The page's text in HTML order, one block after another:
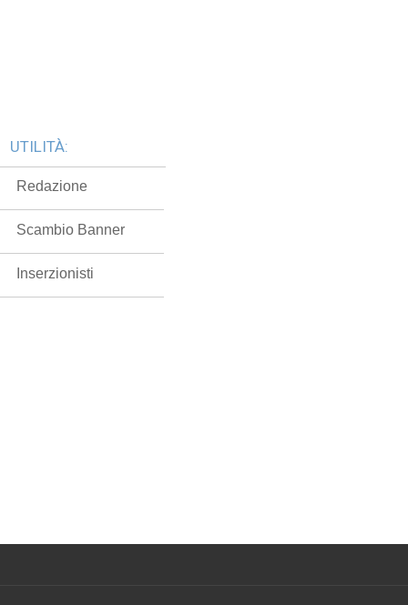
UTILITÀ:
Redazione
Scambio Banner
Inserzionisti